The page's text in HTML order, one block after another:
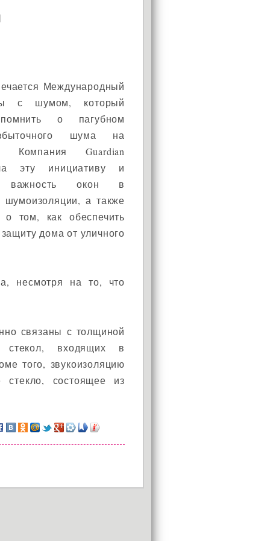
Установи окно и получи
в подарок подарочный
Международный
с шумом, который
о пагубном
шума на
Компания Guardian
эту инициативу и
важность окон в
шумоизоляции, а также
том, как обеспечить
дома от уличного
несмотря на то, что
связаны с толщиной
входящих в
того, звукоизоляцию
стекло, состоящее из